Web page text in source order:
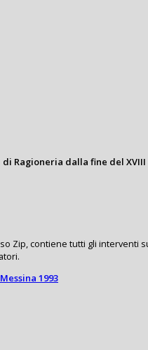
di Ragioneria dalla fine del
Zip, contiene tutti gli interventi
1993